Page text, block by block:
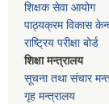
शिक्षक सेवा आयोग
पाठ्यक्रम विकास
राष्ट्रिय परीक्षा बोर्ड
शिक्षा मन्त्रालय
सूचना तथा संचार
गृह मन्त्रालय